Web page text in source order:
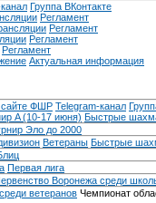
Группа ВКонтакте
Регламент
Регламент
Регламент
Регламент
Актуальная информация
сайте ФШР Telegram-канал
A (10-17 июня) Быстрые
Эло до 2000
Ветераны Быстрые
Первая лига
Воронежа среди
ветеранов Чемпионат